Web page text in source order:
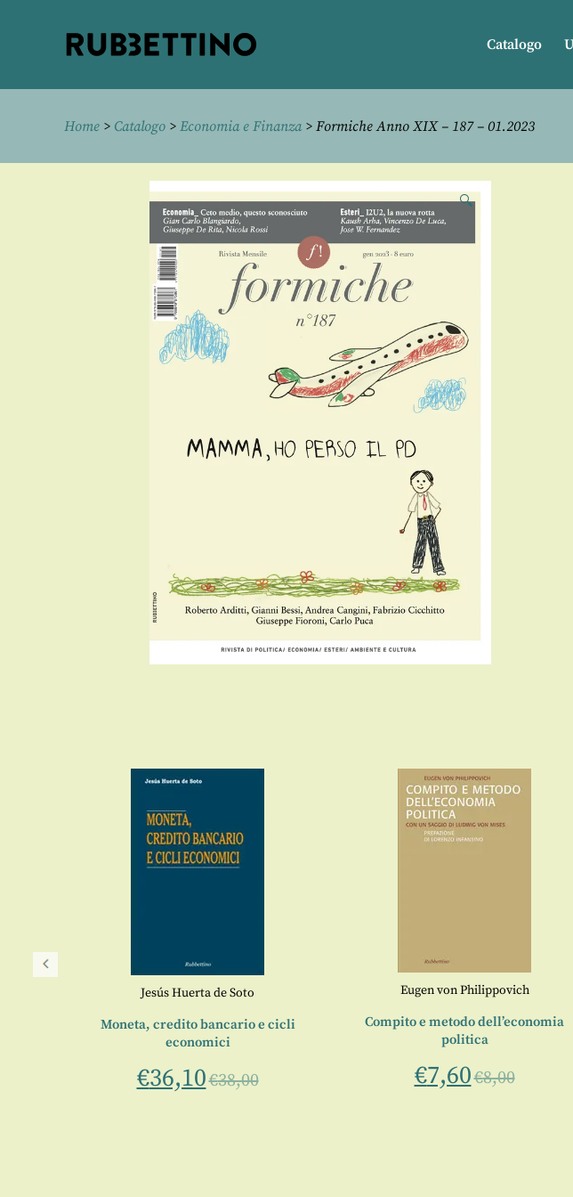
Catalogo
Home > Catalogo > Economia e Finanza> Formiche Anno XIX – 187 – 01.2023
🔍
Jesús Huerta de Soto
Moneta, credito bancario e cicli
economici
€36,10€38,00
Eugen von Philippovich
Compito e metodo dell’economia
politica
€7,60€8,00